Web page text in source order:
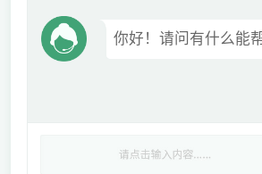
你好！请问有什么能